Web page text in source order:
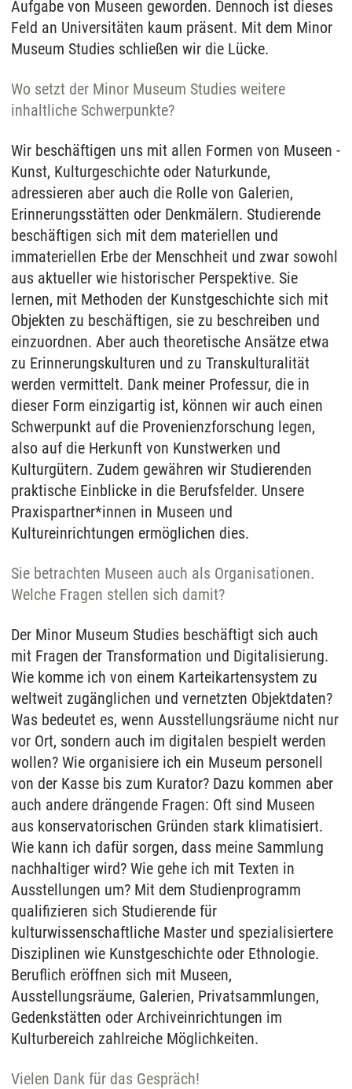
Aufgabe von Museen geworden. Dennoch ist dieses
Feld an Universitäten kaum präsent. Mit dem Minor
Museum Studies schließen wir die Lücke.
Wo setzt der Minor Museum Studies weitere
inhaltliche Schwerpunkte?
Wir beschäftigen uns mit allen Formen von Museen -
Kunst, Kulturgeschichte oder Naturkunde,
adressieren aber auch die Rolle von Galerien,
Erinnerungsstätten oder Denkmälern. Studierende
beschäftigen sich mit dem materiellen und
immateriellen Erbe der Menschheit und zwar sowohl
aus aktueller wie historischer Perspektive. Sie
lernen, mit Methoden der Kunstgeschichte sich mit
Objekten zu beschäftigen, sie zu beschreiben und
einzuordnen. Aber auch theoretische Ansätze etwa
zu Erinnerungskulturen und zu Transkulturalität
werden vermittelt. Dank meiner Professur, die in
dieser Form einzigartig ist, können wir auch einen
Schwerpunkt auf die Provenienzforschung legen,
also auf die Herkunft von Kunstwerken und
Kulturgütern. Zudem gewähren wir Studierenden
praktische Einblicke in die Berufsfelder. Unsere
Praxispartner*innen in Museen und
Kultureinrichtungen ermöglichen dies.
Sie betrachten Museen auch als Organisationen.
Welche Fragen stellen sich damit?
Der Minor Museum Studies beschäftigt sich auch
mit Fragen der Transformation und Digitalisierung.
Wie komme ich von einem Karteikartensystem zu
weltweit zugänglichen und vernetzten Objektdaten?
Was bedeutet es, wenn Ausstellungsräume nicht nur
vor Ort, sondern auch im digitalen bespielt werden
wollen? Wie organisiere ich ein Museum personell
von der Kasse bis zum Kurator? Dazu kommen aber
auch andere drängende Fragen: Oft sind Museen
aus konservatorischen Gründen stark klimatisiert.
Wie kann ich dafür sorgen, dass meine Sammlung
nachhaltiger wird? Wie gehe ich mit Texten in
Ausstellungen um? Mit dem Studienprogramm
qualifizieren sich Studierende für
kulturwissenschaftliche Master und spezialisiertere
Disziplinen wie Kunstgeschichte oder Ethnologie.
Beruflich eröffnen sich mit Museen,
Ausstellungsräume, Galerien, Privatsammlungen,
Gedenkstätten oder Archiveinrichtungen im
Kulturbereich zahlreiche Möglichkeiten.
Vielen Dank für das Gespräch!